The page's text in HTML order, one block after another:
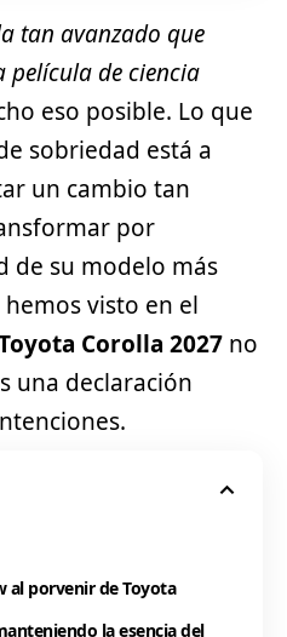
tan avanzado que
película de ciencia
eso posible. Lo que
sobriedad está a
un cambio tan
por
de su modelo más
visto en el
Corolla 2027 no
una declaración
al porvenir de Toyota
la esencia del